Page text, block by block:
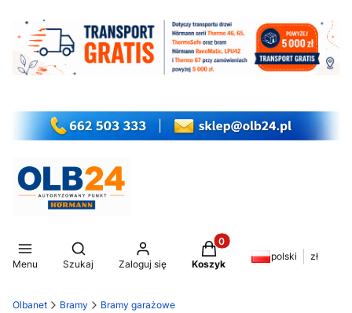
Menu
Otwórz wyszukiwarkę
Szukaj Zaloguj się
Produkty w koszyku: 0.
Koszyk
polski zł
Olbanet Bramy Bramy garażowe